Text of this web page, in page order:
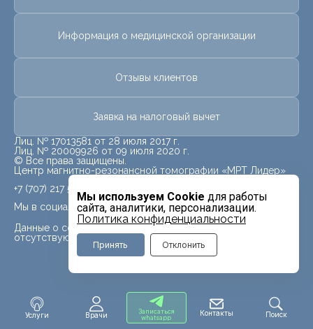
Услуги Врачи
Записаться
whatsapp
Контакты Поиск
Мы используем Cookie для работы
сайта, аналитики, персонализации.
Политика конфиденциальности
Принять Отклонить
Информация о медицинской организации
Отзывы клиентов
Заявка на налоговый вычет
Лиц. № 17013581 от 28 июля 2017 г.
Лиц. № 20009926 от 09 июля 2020 г.
© Все права защищены.
Центр магнитно-резонансной томографии «МРТ Лидер»
Мы в социальных сетях
Данные о социальных сетях для данного филиала
отсутствуют
+7 (707) 217 5840